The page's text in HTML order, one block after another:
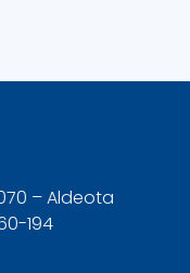
– Aldeota
194